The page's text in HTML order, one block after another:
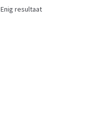
Enig resultaat